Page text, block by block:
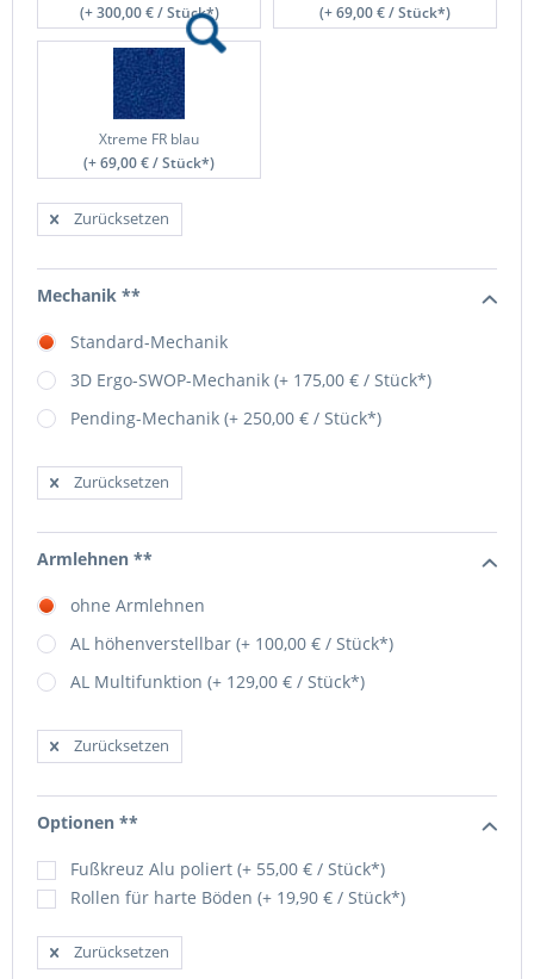
(+ 300,00 € / Stück*)
(+ 69,00 € / Stück*)
Xtreme FR blau
(+ 69,00 € / Stück*)
Zurücksetzen
Mechanik **
Standard-Mechanik
3D Ergo-SWOP-Mechanik (+ 175,00 € / Stück*)
Pending-Mechanik (+ 250,00 € / Stück*)
Zurücksetzen
Armlehnen **
ohne Armlehnen
AL höhenverstellbar (+ 100,00 € / Stück*)
AL Multifunktion (+ 129,00 € / Stück*)
Zurücksetzen
Optionen **
Fußkreuz Alu poliert (+ 55,00 € / Stück*)
Rollen für harte Böden (+ 19,90 € / Stück*)
Zurücksetzen